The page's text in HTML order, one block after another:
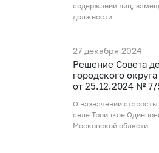
содержании лиц,
должности
27 декабря 2024
Рeшение Совета
городского
от 25.12.2024 № 7/
О назначении
селе Троицкое
Московской области